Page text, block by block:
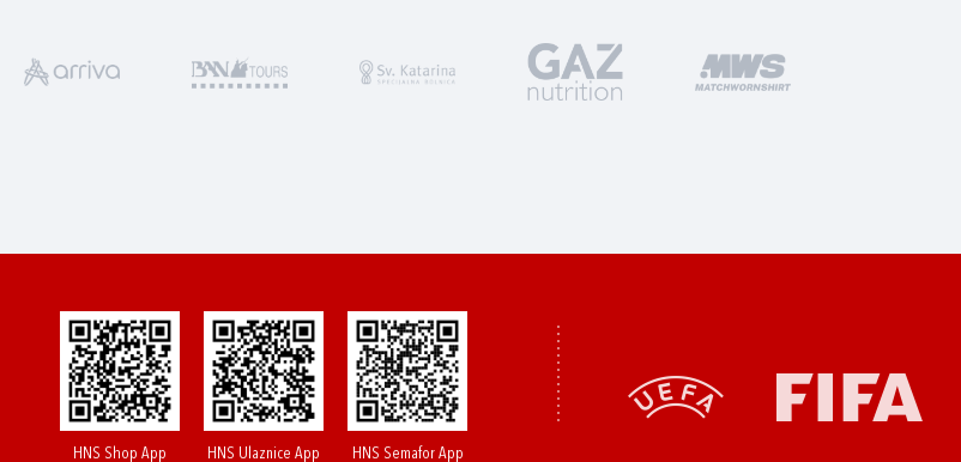
HNS Shop App HNS Ulaznice App HNS Semafor App